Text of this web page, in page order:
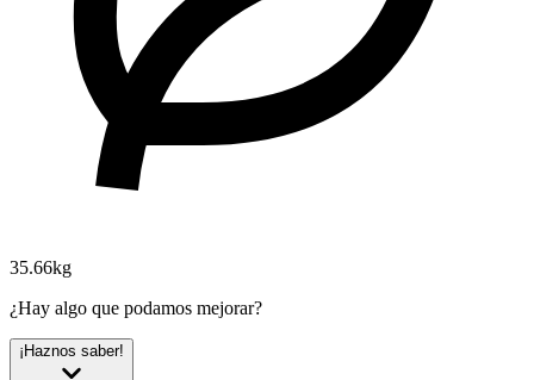
35.66kg
¿Hay algo que podamos mejorar?
¡Haznos saber!